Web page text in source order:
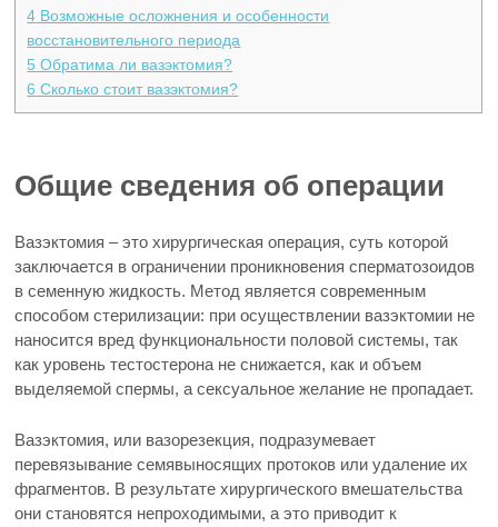
4 Возможные осложнения и особенности
восстановительного периода
5 Обратима ли вазэктомия?
6 Сколько стоит вазэктомия?
Общие сведения об операции
Вазэктомия – это хирургическая операция, суть которой
заключается в ограничении проникновения сперматозоидов
в семенную жидкость. Метод является современным
способом стерилизации: при осуществлении вазэктомии не
наносится вред функциональности половой системы, так
как уровень тестостерона не снижается, как и объем
выделяемой спермы, а сексуальное желание не пропадает.
Вазэктомия, или вазорезекция, подразумевает
перевязывание семявыносящих протоков или удаление их
фрагментов. В результате хирургического вмешательства
они становятся непроходимыми, а это приводит к